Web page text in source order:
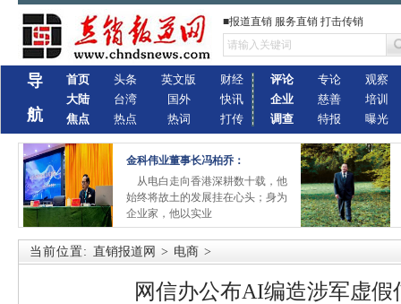
■报道直销 服务直销 打击传销
导
航
首页
大陆
焦点
头条
台湾
热点
英文版
国外
热词
财经
快讯
打传
评论
企业
调查
专论
慈善
特报
观察
培训
曝光
金科伟业董事长冯柏乔：
从电白走向香港深耕数十载，他
始终将故土的发展挂在心头；身为
企业家，他以实业
当前位置: 直销报道网 > 电商 >
网信办公布AI编造涉军虚假